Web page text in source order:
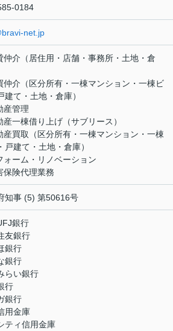
0184
net.jp
仲介（居住用・店舗・事務所・土地・倉
仲介（区分所有・一棟マンション・一棟ビ
建て・土地・倉庫）
産管理
産一棟借り上げ（サブリース）
産買取（区分所有・一棟マンション・一棟
戸建て・土地・倉庫）
ォーム・リノベーション
保険代理業務
知事 (5) 第50616号
銀行
友銀行
銀行
銀行
らい銀行
行
銀行
用金庫
ティ信用金庫